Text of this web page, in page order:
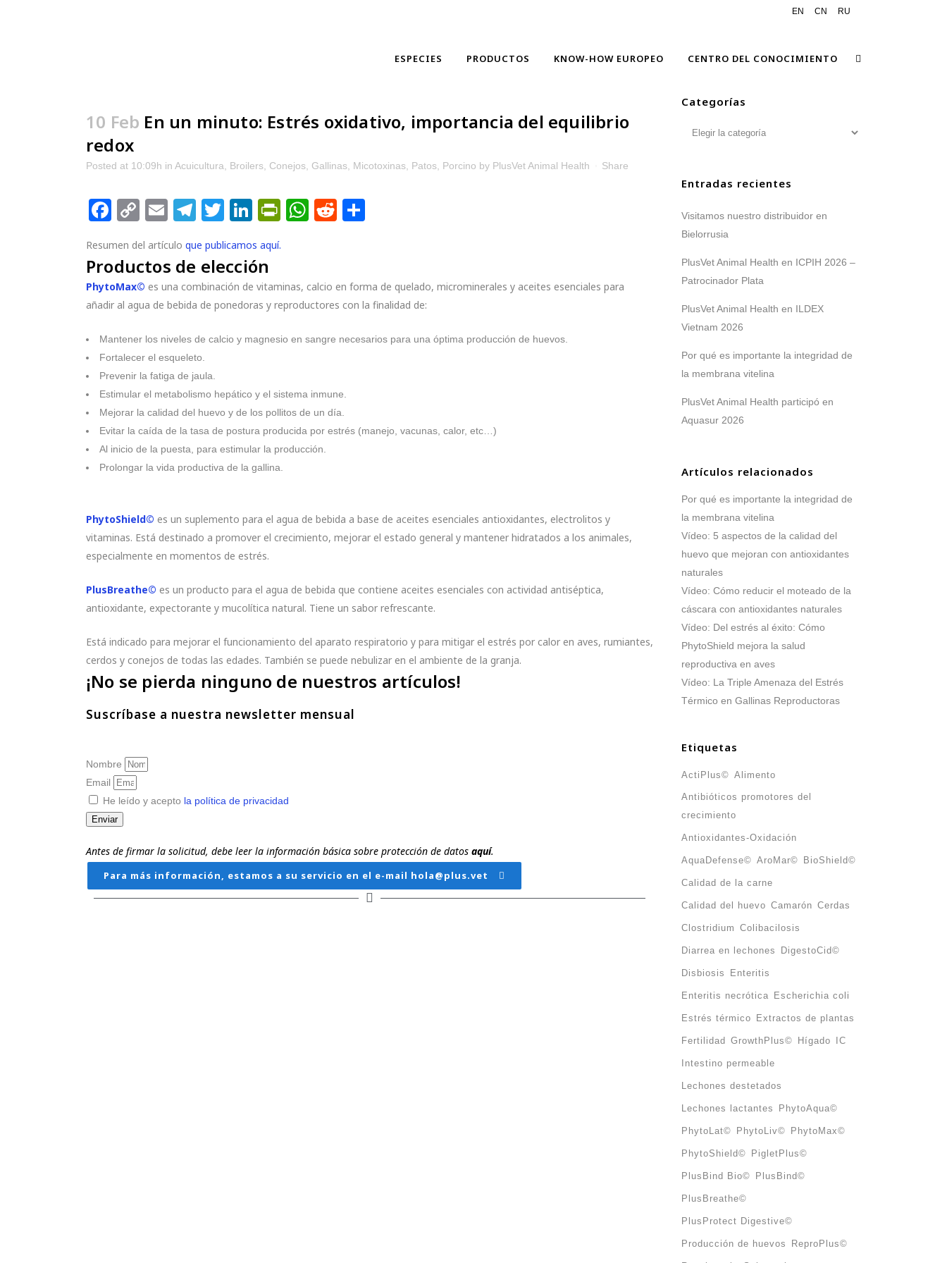
EN CN RU
ESPECIES PRODUCTOS KNOW-HOW EUROPEO CENTRO DEL CONOCIMIENTO
10 Feb En un minuto: Estrés oxidativo, importancia del equilibrio
redox
Posted at 10:09h in Acuicultura Broilers Conejos Gallinas Micotoxinas Patos Porcino by PlusVet Animal Health Share
Facebook
CopyEmailTelegram
TwitterLinkedIn
PrintFriendly
WhatsApp
Reddit
Resumen del artículo que publicamos aquí.
Productos de elección
PhytoMax© es una combinación de vitaminas, calcio en forma de quelado, microminerales y aceites esenciales para
añadir al agua de bebida de ponedoras y reproductores con la finalidad de:
Mantener los niveles de calcio y magnesio en sangre necesarios para una óptima producción de huevos.
Fortalecer el esqueleto.
Prevenir la fatiga de jaula.
Estimular el metabolismo hepático y el sistema inmune.
Mejorar la calidad del huevo y de los pollitos de un día.
Evitar la caída de la tasa de postura producida por estrés (manejo, vacunas, calor, etc…)
Al inicio de la puesta, para estimular la producción.
Prolongar la vida productiva de la gallina.
PhytoShield© es un suplemento para el agua de bebida a base de aceites esenciales antioxidantes, electrolitos y
vitaminas. Está destinado a promover el crecimiento, mejorar el estado general y mantener hidratados a los animales,
especialmente en momentos de estrés.
PlusBreathe© es un producto para el agua de bebida que contiene aceites esenciales con actividad antiséptica,
antioxidante, expectorante y mucolítica natural. Tiene un sabor refrescante.
Está indicado para mejorar el funcionamiento del aparato respiratorio y para mitigar el estrés por calor en aves, rumiantes,
cerdos y conejos de todas las edades. También se puede nebulizar en el ambiente de la granja.
¡No se pierda ninguno de nuestros artículos!
Suscríbase a nuestra newsletter mensual
Nombre
Email
He leído y acepto la política de privacidad
Enviar
Antes de firmar la solicitud, debe leer la información básica sobre protección de datos aquí.
Para más información, estamos a su servicio en el e-mail hola@plus.vet
Categorías
Categorías
Entradas recientes
Visitamos nuestro distribuidor en
Bielorrusia
PlusVet Animal Health en ICPIH 2026 –
Patrocinador Plata
PlusVet Animal Health en ILDEX
Vietnam 2026
Por qué es importante la integridad de
la membrana vitelina
PlusVet Animal Health participó en
Aquasur 2026
Artículos relacionados
Por qué es importante la integridad de
la membrana vitelina
Vídeo: 5 aspectos de la calidad del
huevo que mejoran con antioxidantes
naturales
Vídeo: Cómo reducir el moteado de la
cáscara con antioxidantes naturales
Vídeo: Del estrés al éxito: Cómo
PhytoShield mejora la salud
reproductiva en aves
Vídeo: La Triple Amenaza del Estrés
Térmico en Gallinas Reproductoras
Etiquetas
ActiPlus© Alimento
Antibióticos promotores del
crecimiento
Antioxidantes-Oxidación
AquaDefense© AroMar© BioShield©
Calidad de la carne
Calidad del huevo Camarón Cerdas
Clostridium Colibacilosis
Diarrea en lechones DigestoCid©
Disbiosis Enteritis
Enteritis necrótica Escherichia coli
Estrés térmico Extractos de plantas
Fertilidad GrowthPlus© Hígado IC
Intestino permeable
Lechones destetados
Lechones lactantes PhytoAqua©
PhytoLat© PhytoLiv© PhytoMax©
PhytoShield© PigletPlus©
PlusBind Bio© PlusBind©
PlusBreathe©
PlusProtect Digestive©
Producción de huevos ReproPlus©